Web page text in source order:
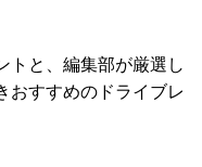
トと、編集部が厳選し
おすすめのドライブレ